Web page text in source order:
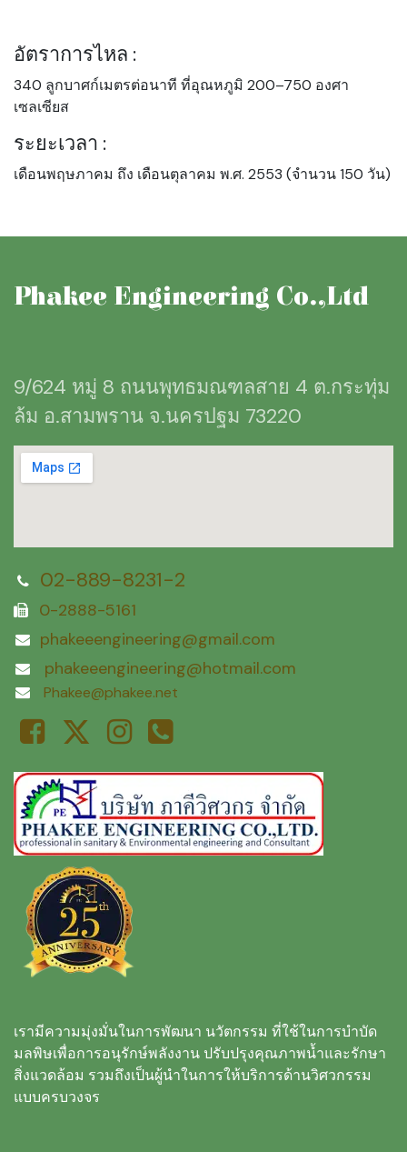
อัตราการไหล :
340 ลูกบาศก์เมตรต่อนาที ที่อุณหภูมิ 200–750 องศา
เซลเซียส
ระยะเวลา :
เดือนพฤษภาคม ถึง เดือนตุลาคม พ.ศ. 2553 (จำนวน 150 วัน)
Phakee Engineering Co.,Ltd
9/624 หมู่ 8 ถนนพุทธมณฑลสาย 4 ต.กระทุ่ม
ล้ม อ.สามพราน จ.นครปฐม 73220
02-889-8231-2
0-2888-5161
phakeeengineering@gmail.com
phakeeengineering@hotmail.com
Phakee@phakee.net
เรามีความมุ่งมั่นในการพัฒนา นวัตกรรม ที่ใช้ในการบำบัด
มลพิษเพื่อการอนุรักษ์พลังงาน ปรับปรุงคุณภาพน้ำและรักษา
สิ่งแวดล้อม รวมถึงเป็นผู้นำในการให้บริการด้านวิศวกรรม
แบบครบวงจร